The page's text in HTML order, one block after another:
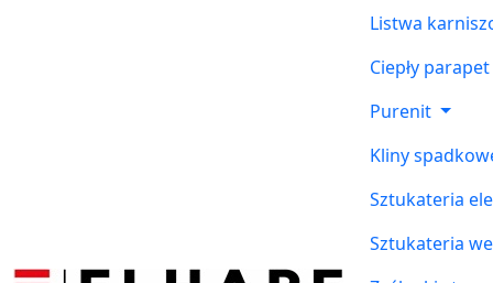
Listwa
Ciepły parapet
Purenit
Kliny
Sztukateria
Sztukateria